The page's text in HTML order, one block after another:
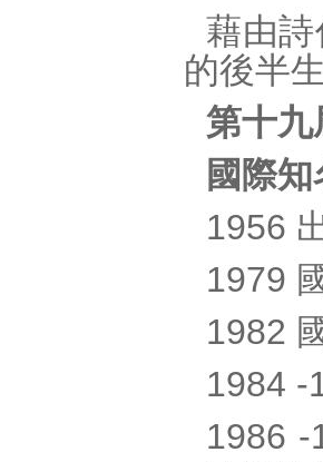
藉由
的後半
第十
國際
1956
1979
1982
1984 -
1986